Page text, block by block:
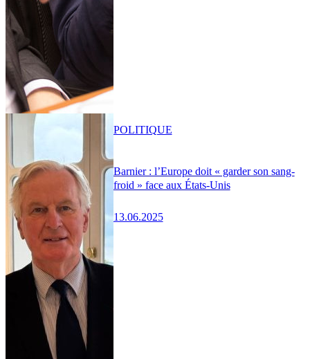
Barnier : l’Europe doit « garder son sang-
froid » face aux États-Unis
13.06.2025
POLITIQUE